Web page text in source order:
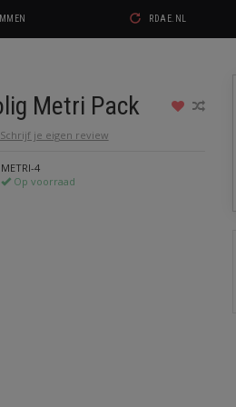
RDAE.NL
Metri Pack
Schrijf je eigen review
METRI-4
Op voorraad